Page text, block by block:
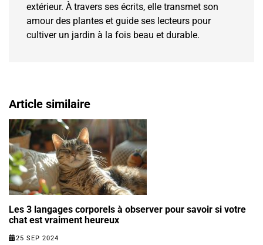
extérieur. À travers ses écrits, elle transmet son
amour des plantes et guide ses lecteurs pour
cultiver un jardin à la fois beau et durable.
Article similaire
Les 3 langages corporels à observer pour savoir si votre
chat est vraiment heureux
25 SEP 2024